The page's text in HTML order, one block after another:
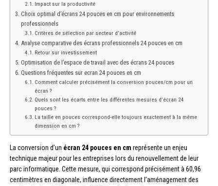
Impact sur la productivité
Choix optimal d’écrans 24 pouces en cm pour environnements
professionnels
Critères de sélection par secteur d’activité
Analyse comparative des écrans professionnels 24 pouces en cm
Retour sur investissement
Optimisation de l’espace de travail avec des écrans 24 pouces
Questions fréquentes sur ecran 24 pouces en cm
Comment calculer précisément la conversion pouces/cm pour un
écran ?
Quels sont les écarts entre les différentes mesures d’écran 24
pouces ?
La taille en pouces correspond-elle toujours exactement à la même
dimension en cm ?
La conversion d’un écran 24 pouces en cm représente un enjeu
technique majeur pour les entreprises lors du renouvellement de leur
parc informatique. Cette mesure, qui correspond précisément à 60,96
centimètres en diagonale, influence directement l’aménagement des